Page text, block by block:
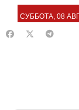
СУББОТА, 08